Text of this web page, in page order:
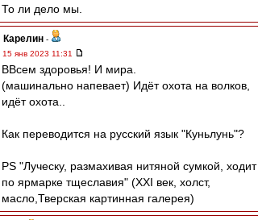
То ли дело мы.
Карелин -
15 янв 2023 11:31
ВВсем здоровья! И мира.
(машинально напевает) Идёт охота на волков,
идёт охота..
Как переводится на русский язык "Куньлунь"?
PS "Луческу, размахивая нитяной сумкой, ходит
по ярмарке тщеславия" (XXI век, холст,
масло,Тверская картинная галерея)